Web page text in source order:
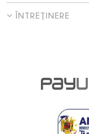
ÎNTREŢINERE